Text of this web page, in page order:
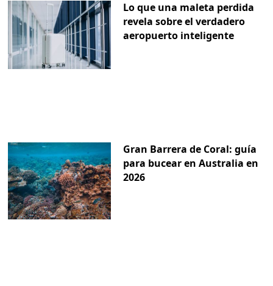
Lo que una maleta perdida
revela sobre el verdadero
aeropuerto inteligente
Gran Barrera de Coral: guía
para bucear en Australia en
2026